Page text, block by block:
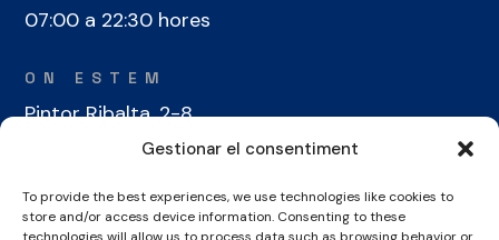
Gestionar el consentiment
To provide the best experiences, we use technologies like cookies to
store and/or access device information. Consenting to these
07:00 a 22:30 hores
ON ESTEM
Pintor Ribalta, 2-8
08028 Barcelona
CONTACTE